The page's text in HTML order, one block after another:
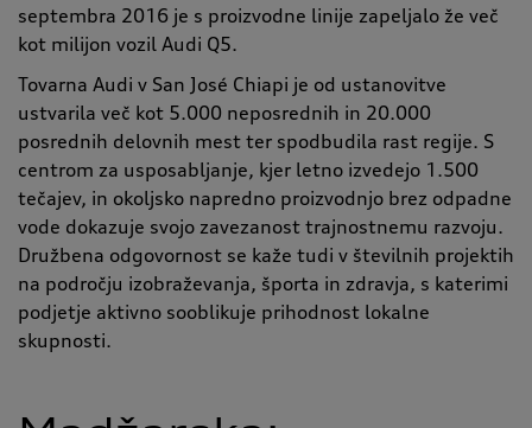
septembra 2016 je s proizvodne linije zapeljalo že več
kot milijon vozil Audi Q5.
Tovarna Audi v San José Chiapi je od ustanovitve
ustvarila več kot 5.000 neposrednih in 20.000
posrednih delovnih mest ter spodbudila rast regije. S
centrom za usposabljanje, kjer letno izvedejo 1.500
tečajev, in okoljsko napredno proizvodnjo brez odpadne
vode dokazuje svojo zavezanost trajnostnemu razvoju.
Družbena odgovornost se kaže tudi v številnih projektih
na področju izobraževanja, športa in zdravja, s katerimi
podjetje aktivno sooblikuje prihodnost lokalne
skupnosti.